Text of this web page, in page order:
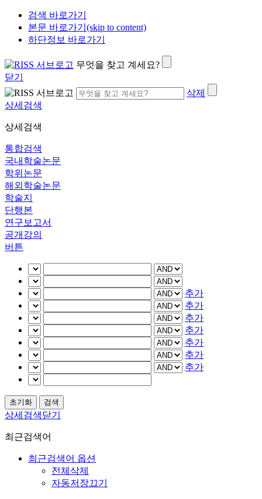
검색 바로가기
본문 바로가기(skip to content)
하단정보 바로가기
무엇을 찾고 계세요?
닫기
삭제
상세검색
상세검색
통합검색
국내학술논문
학위논문
해외학술논문
학술지
단행본
연구보고서
공개강의
버튼
추가
추가
추가
추가
추가
추가
추가
상세검색닫기
최근검색어
최근검색어 옵션
전체삭제
자동저장끄기